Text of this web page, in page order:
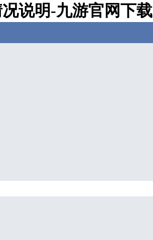
说明-九游官网下载